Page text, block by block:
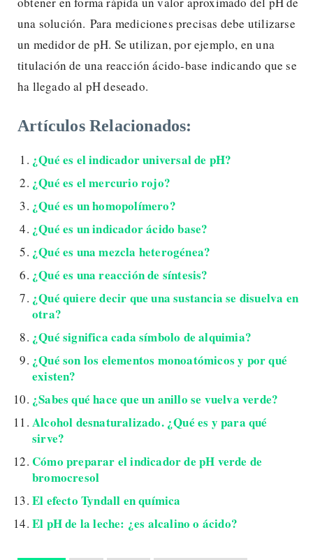
una solución. Para mediciones precisas debe utilizarse
un medidor de pH. Se utilizan, por ejemplo, en una
titulación de una reacción ácido-base indicando que se
ha llegado al pH deseado.
Artículos Relacionados:
¿Qué es el indicador universal de pH?
¿Qué es el mercurio rojo?
¿Qué es un homopolímero?
¿Qué es un indicador ácido base?
¿Qué es una mezcla heterogénea?
¿Qué es una reacción de síntesis?
¿Qué quiere decir que una sustancia se disuelva en
otra?
¿Qué significa cada símbolo de alquimia?
¿Qué son los elementos monoatómicos y por qué
existen?
¿Sabes qué hace que un anillo se vuelva verde?
Alcohol desnaturalizado. ¿Qué es y para qué
sirve?
Cómo preparar el indicador de pH verde de
bromocresol
El efecto Tyndall en química
El pH de la leche: ¿es alcalino o ácido?